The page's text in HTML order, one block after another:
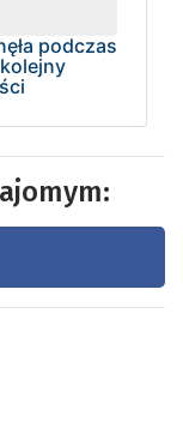
podczas